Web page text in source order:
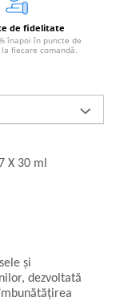
de fidelitate
înapoi în puncte de
fiecare comandă.
X 30 ml
și
dezvoltată